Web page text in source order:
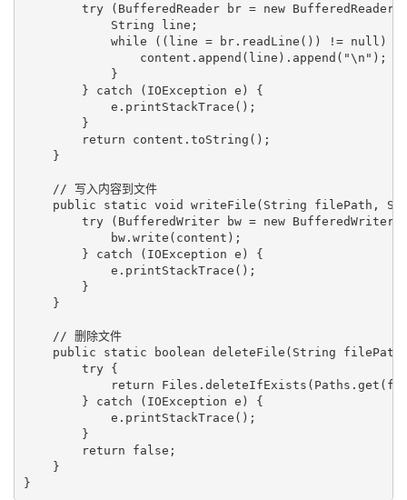
try (BufferedReader br = new
            String line;
            while ((line = br.readLine()) != null) {
                content.append(line).append("\n");
            }
        } catch (IOException e) {
            e.printStackTrace();
        }
        return content.toString();
    }
    // 写入内容到文件
public static void writeFile(String filePath,
try (BufferedWriter bw = new
            bw.write(content);
        } catch (IOException e) {
            e.printStackTrace();
        }
    }
    // 删除文件
public static boolean deleteFile(String
        try {
return
        } catch (IOException e) {
            e.printStackTrace();
        }
        return false;
    }